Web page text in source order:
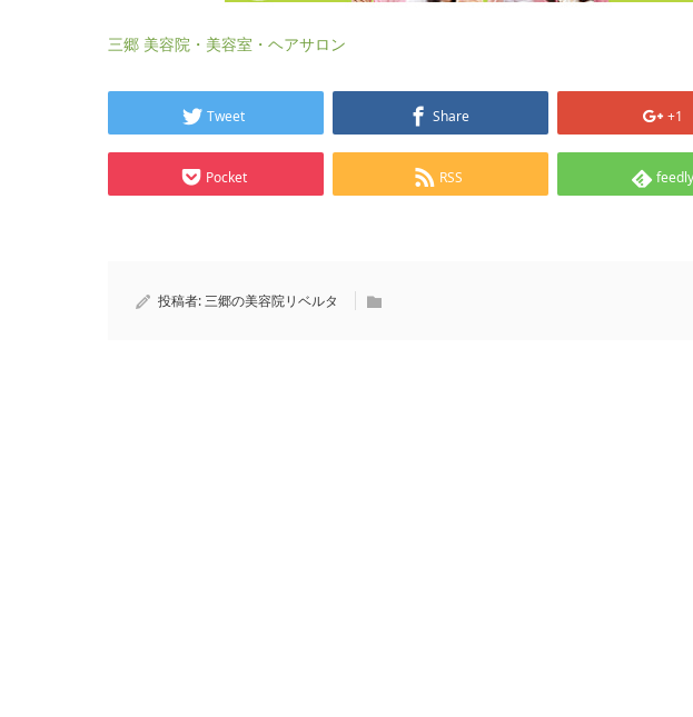
三郷 美容院・美容室・ヘアサロン
Tweet Share +1
Pocket RSS feedly
投稿者:三郷の美容院リベルタ